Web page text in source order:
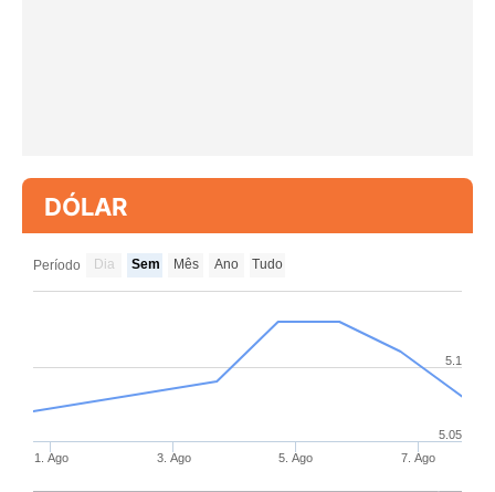
DÓLAR
Período Dia Sem Mês Ano Tudo
1. Ago 3. Ago 5. Ago 7. Ago
5.05
5.1